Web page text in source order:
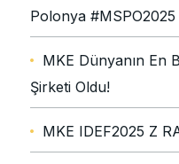
Polonya #MSPO2025
MKE Dünyanın En
Şirketi Oldu!
MKE IDEF2025 Z